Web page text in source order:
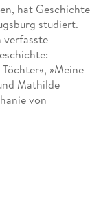
hat Geschichte
studiert.
»Meine
Mathilde
von
mächtige